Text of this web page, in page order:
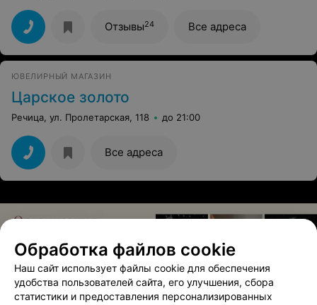
Отзывы24 Все адреса
ЮВЕЛИРНЫЙ МАГАЗИН
Царское золото
Речица, ул. Пролетарская, 118 до 21:00
Все адреса
Обработка файлов cookie
Наш сайт использует файлы cookie для обеспечения
удобства пользователей сайта, его улучшения, сбора
статистики и предоставления персонализированных